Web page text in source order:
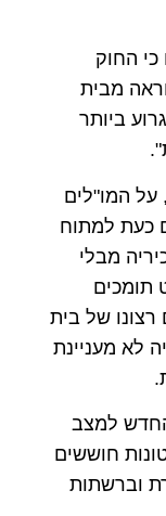
כי החוק
מבית
ביותר
".
על המו"לים
כעת למתוח
מבלי
תומכים
של בית
לא מעניינת
.
למצב
חוששים
וברשתות